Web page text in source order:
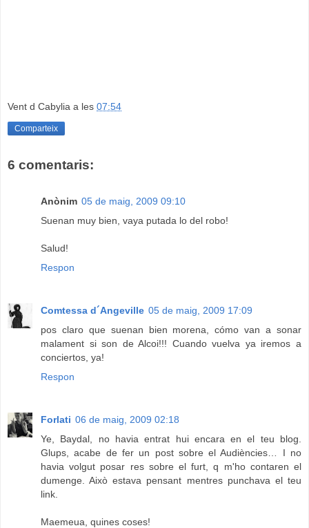
Vent d Cabylia a les 07:54
Comparteix
6 comentaris:
Anònim 05 de maig, 2009 09:10
Suenan muy bien, vaya putada lo del robo!
Salud!
Respon
Comtessa d´Angeville 05 de maig, 2009 17:09
pos claro que suenan bien morena, cómo van a sonar
malament si son de Alcoi!!! Cuando vuelva ya iremos a
conciertos, ya!
Respon
Forlati 06 de maig, 2009 02:18
Ye, Baydal, no havia entrat hui encara en el teu blog.
Glups, acabe de fer un post sobre el Audiències… I no
havia volgut posar res sobre el furt, q m'ho contaren el
dumenge. Això estava pensant mentres punchava el teu
link.
Maemeua, quines coses!